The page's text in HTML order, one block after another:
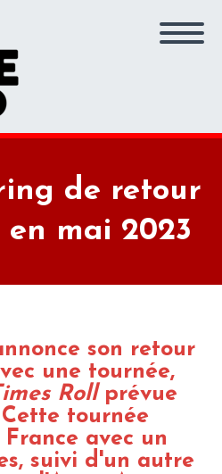
de retour
en mai 2023
son retour
une tournée,
Rollprévue
tournée
avec un
suivi d'un autre